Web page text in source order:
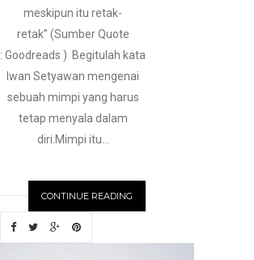
meskipun itu retak-
retak” (Sumber Quote
: Goodreads ) Begitulah kata
Iwan Setyawan mengenai
sebuah mimpi yang harus
tetap menyala dalam
diri.Mimpi itu...
CONTINUE READING